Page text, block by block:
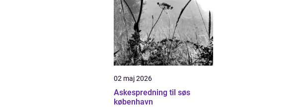
02 maj 2026
Askespredning til søs
københavn